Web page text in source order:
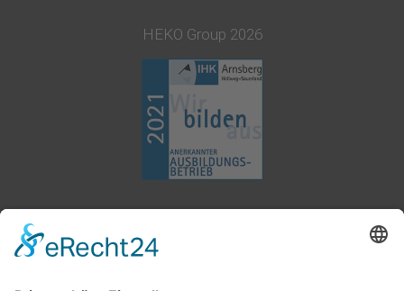
HEKO Group 2026